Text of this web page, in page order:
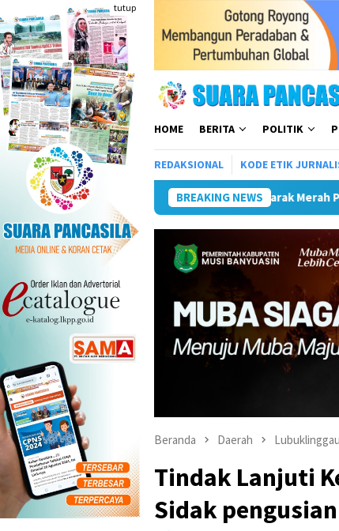
ke
konten
tutup
HOME BERITA POLITIK
REDAKSIONAL KODE ETIK
BREAKING NEWS
Event Besar Dongkrak UMKM Dan Pariwisata
Beranda Daerah Lubuklinggau
Tindak Lanjuti
Sidak